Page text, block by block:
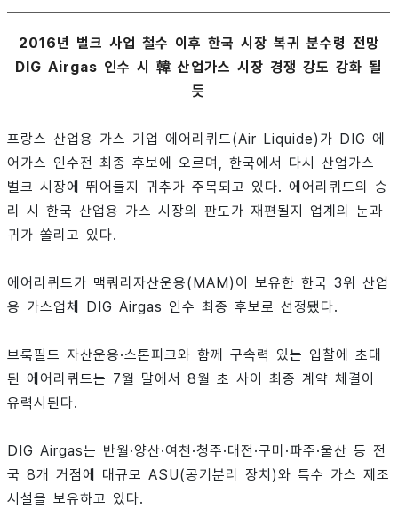
2016년 벌크 사업 철수 이후 한국 시장 복귀 분수령 전망
DIG Airgas 인수 시 韓 산업가스 시장 경쟁 강도 강화 될
듯
프랑스 산업용 가스 기업 에어리퀴드(Air Liquide)가 DIG 에
어가스 인수전 최종 후보에 오르며, 한국에서 다시 산업가스
벌크 시장에 뛰어들지 귀추가 주목되고 있다. 에어리퀴드의 승
리 시 한국 산업용 가스 시장의 판도가 재편될지 업계의 눈과
귀가 쏠리고 있다.
에어리퀴드가 맥쿼리자산운용(MAM)이 보유한 한국 3위 산업
용 가스업체 DIG Airgas 인수 최종 후보로 선정됐다.
브룩필드 자산운용·스톤피크와 함께 구속력 있는 입찰에 초대
된 에어리퀴드는 7월 말에서 8월 초 사이 최종 계약 체결이
유력시된다.
DIG Airgas는 반월·양산·여천·청주·대전·구미·파주·울산 등 전
국 8개 거점에 대규모 ASU(공기분리 장치)와 특수 가스 제조
시설을 보유하고 있다.